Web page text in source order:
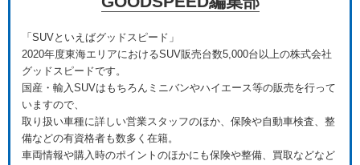
「SUVといえばグッドスピード」
2020年度東海エリアにおけるSUV販売台数5,000台以上の株式会社
グッドスピードです。
国産・輸入SUVはもちろんミニバンやハイエース等の販売を行って
いますので、
取り扱い車種に詳しい営業スタッフのほか、保険や自動車検査、整
備などの有資格者も数多く在籍。
車両情報や購入時のポイントのほかにも保険や整備、買取などなど